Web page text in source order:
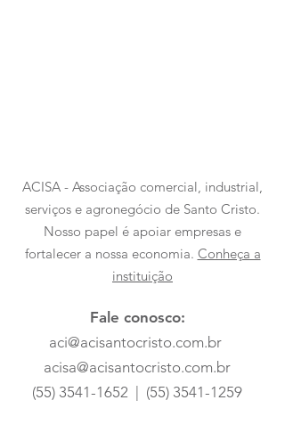
ACISA - Associação comercial, industrial,
serviços e agronegócio de Santo Cristo.
Nosso papel é apoiar empresas e
fortalecer a nossa economia. Conheça a
instituição
Fale conosco:
aci@acisantocristo.com.br
acisa@acisantocristo.com.br
(55) 3541-1652
(55) 3541-1259